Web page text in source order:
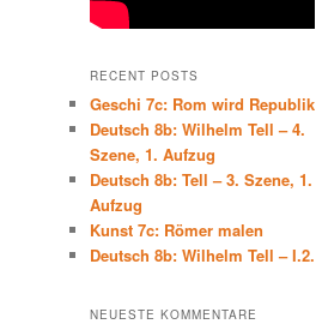
RECENT POSTS
Geschi 7c: Rom wird Republik
Deutsch 8b: Wilhelm Tell – 4.
Szene, 1. Aufzug
Deutsch 8b: Tell – 3. Szene, 1.
Aufzug
Kunst 7c: Römer malen
Deutsch 8b: Wilhelm Tell – I.2.
NEUESTE KOMMENTARE